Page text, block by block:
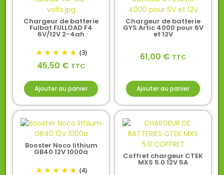
Chargeur de batterie
Fulbat FULLOAD F4
6V/12V 2-4ah
(3)
45,50 € TTC
Ajouter au panier
Chargeur de batterie
GYS Artic 4000 pour 6V
et 12V
61,00 € TTC
Ajouter au panier
Booster Noco lithium
GB40 12V 1000a
(4)
Coffret chargeur CTEK
MXS 5.0 12V 5A